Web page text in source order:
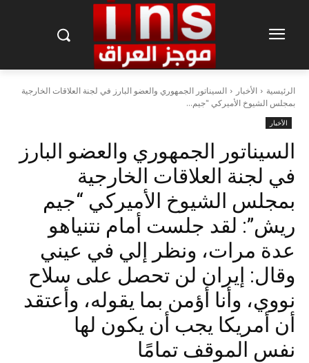
الرئيسية الأخبار
السيناتور الجمهوري والعضو البارز في لجنة العلاقات الخارجية
بمجلس الشيوخ الأميركي "جيم...
الأخبار
السيناتور الجمهوري والعضو البارز
في لجنة العلاقات الخارجية
بمجلس الشيوخ الأميركي “جيم
ريش”: لقد جلست أمام نتنياهو
عدة مرات، ونظر إلي في عيني
وقال: إيران لن تحصل على سلاح
نووي، وأنا أؤمن بما يقوله، وأعتقد
أن أمريكا يجب أن يكون لها
نفس الموقف تمامًا